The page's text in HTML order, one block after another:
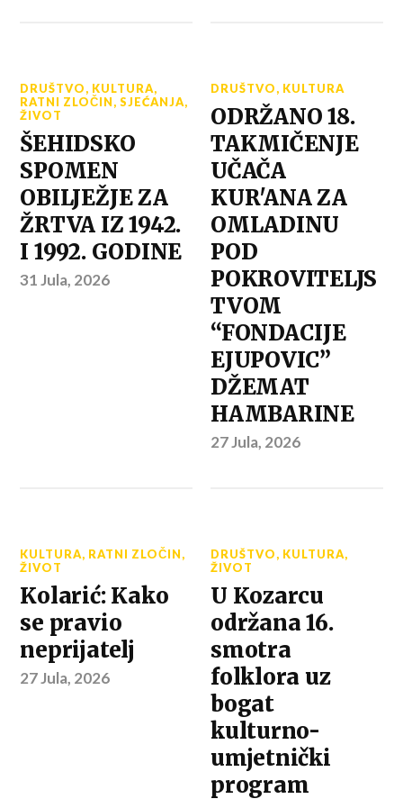
DRUŠTVO, KULTURA,
RATNI ZLOČIN,SJEĆANJA,
ŽIVOT
ŠEHIDSKO
SPOMEN
OBILJEŽJE ZA
ŽRTVA IZ 1942.
I 1992. GODINE
31 Jula, 2026
DRUŠTVO, KULTURA
ODRŽANO 18.
TAKMIČENJE
UČAČA
KUR'ANA ZA
OMLADINU
POD
POKROVITELJS
TVOM
“FONDACIJE
EJUPOVIC”
DŽEMAT
HAMBARINE
27 Jula, 2026
KULTURA, RATNI ZLOČIN,
ŽIVOT
Kolarić: Kako
se pravio
neprijatelj
27 Jula, 2026
DRUŠTVO, KULTURA,
ŽIVOT
U Kozarcu
održana 16.
smotra
folklora uz
bogat
kulturno-
umjetnički
program